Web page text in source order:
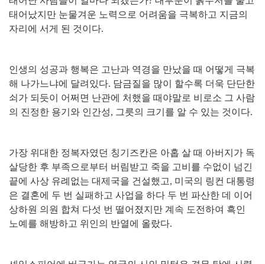
태어났지만 눈물겨운 노력으로 어려움을 극복하고 지금의
자리에 서게 된 것이다.
인생의 성공과 행복은 고난과 역경을 만났을 때 어떻게 극복
해 나가느냐에 달려있다. 담금질을 많이 할수록 더욱 단단한
쇠가 되듯이 어쩌면 난관에 처했을 때야말로 비로소 그 사람
의 진정한 용기와 인간성, 그릇의 크기를 알 수 있는 것이다.
가장 위대한 정복자였던 칭기즈칸은 아홉 살 때 아버지가 독
살당한 후 부족으로부터 버림받고 죽을 고비를 수없이 넘긴
끝에 사상 유례없는 대제국을 건설했고, 미국의 링컨 대통령
은 결혼에 두 번 실패하고 사업을 하다 두 번 파산한 데 이어
상하원 의원 합쳐 다섯 번 떨어졌지만 계속 도전하여 흑인
노예를 해방하고 위인의 반열에 올랐다.